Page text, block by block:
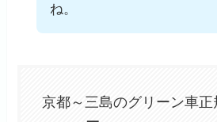
ね。
京都～三島のグリーン車正